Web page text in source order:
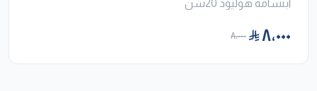
ابتسامه هوليود 20سن
٨٬٠٠٠ ٨٬٠٠٠